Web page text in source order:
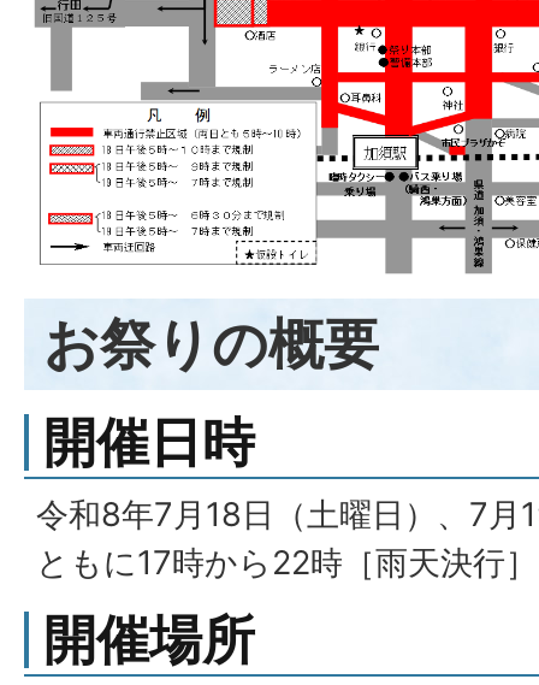
お祭りの概要
開催日時
令和8年7月18日（土曜日）、7月
ともに17時から22時［雨天決行］
開催場所